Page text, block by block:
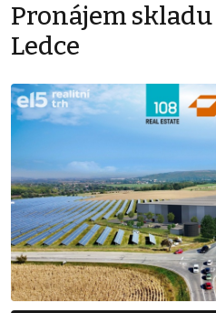
Pronájem skladu
Ledce